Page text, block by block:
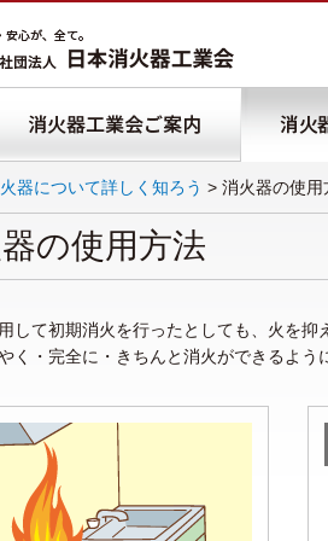
器について詳しく知ろう > 消火器の使用
の使用方法
して初期消火を行ったとしても、火を抑
く・完全に・きちんと消火ができるよう